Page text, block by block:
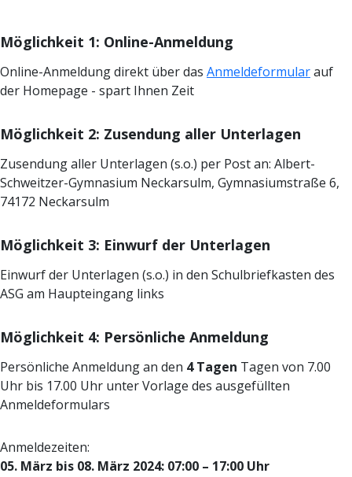
Möglichkeit 1: Online-Anmeldung
Online-Anmeldung direkt über das Anmeldeformularauf
der Homepage - spart Ihnen Zeit
Möglichkeit 2: Zusendung aller Unterlagen
Zusendung aller Unterlagen (s.o.) per Post an: Albert-
Schweitzer-Gymnasium Neckarsulm, Gymnasiumstraße 6,
74172 Neckarsulm
Möglichkeit 3: Einwurf der Unterlagen
Einwurf der Unterlagen (s.o.) in den Schulbriefkasten des
ASG am Haupteingang links
Möglichkeit 4: Persönliche Anmeldung
Persönliche Anmeldung an den 4 Tagen Tagen von 7.00
Uhr bis 17.00 Uhr unter Vorlage des ausgefüllten
Anmeldeformulars
Anmeldezeiten:
05. März bis 08. März 2024: 07:00 – 17:00 Uhr